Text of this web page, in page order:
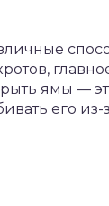
ямы —
его